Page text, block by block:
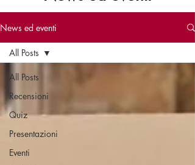
News ed eventi
All Posts
Recensioni
Quiz
Presentazioni
Eventi
All Posts